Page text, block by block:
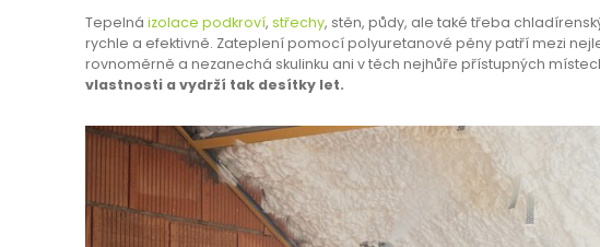
Tepelná izolace podkroví, střechy, stěn, půdy, ale také třeba
rychle a efektivně. Zateplení pomocí polyuretanové pěny patří mezi
rovnoměrně a nezanechá skulinku ani v těch nejhůře přístupných
vlastnosti a vydrží tak desítky let.